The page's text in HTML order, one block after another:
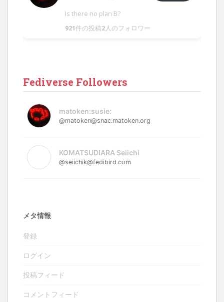
Is there no plan B?
921件の投稿2人のフォロワー
Fediverse Followers
matoken:susie:
@matoken@snac.matoken.org
KOMATSUDIARA Seiichi
@seiichik@fedibird.com
メタ情報
登録
ログイン
投稿フィード
コメントフィード